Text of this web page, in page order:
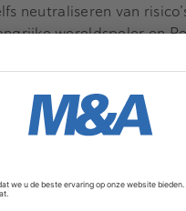
neutraliseren van
wereldspeler en
Aon M&A and
bij elke
tax, cyber of human
handling is dan van
optimale
is daarom belangrijk
te kwantificeren. Er